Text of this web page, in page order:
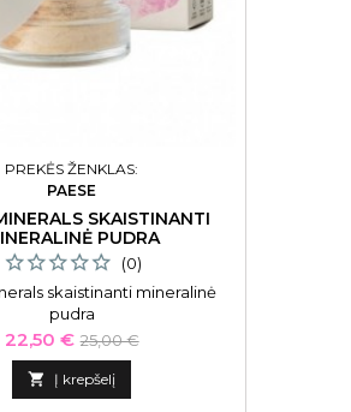
PREKĖS ŽENKLAS:
PAESE
SKAISTINANTI
PUDRA
(0)
skaistinanti mineralinė
pudra
Kaina
22,50 € Bazinė
kaina
25,00 €
 Į krepšelį